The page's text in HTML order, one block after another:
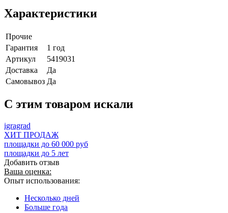
Характеристики
Прочие
Гарантия
1 год
Артикул
5419031
Доставка
Да
Самовывоз Да
C этим товаром искали
igragrad
ХИТ ПРОДАЖ
площадки до 60 000 руб
площадки до 5 лет
Добавить отзыв
Ваша оценка:
Опыт использования:
Несколько дней
Больше года